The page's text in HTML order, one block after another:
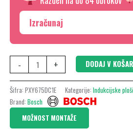
Izračunaj
-
okvirjem,
PXY675DC1E
+ DODAJ V
Šifra: PXY675DC1E Kategorije: Indukcijske
Brand: Bosch
MOŽNOST MONTAŽE